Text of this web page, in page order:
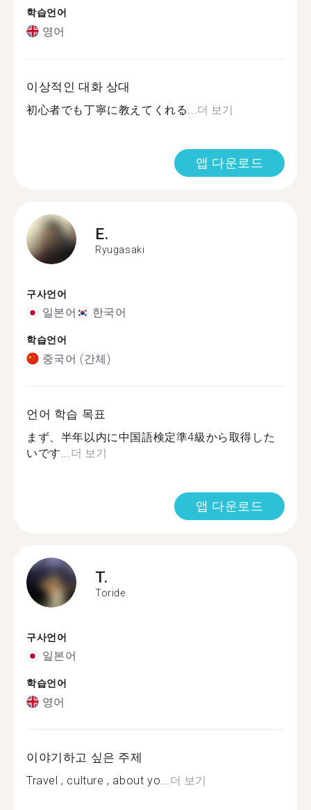
학습언어
영어
이상적인 대화 상대
初心者でも丁寧に教えてくれる... 더 보기
앱 다운로드
E.
Ryugasaki
구사언어
일본어 한국어
학습언어
중국어 (간체)
언어 학습 목표
まず、半年以内に中国語検定準4級から取得した
いです... 더 보기
앱 다운로드
T.
Toride
구사언어
일본어
학습언어
영어
이야기하고 싶은 주제
Travel , culture , about yo... 더 보기